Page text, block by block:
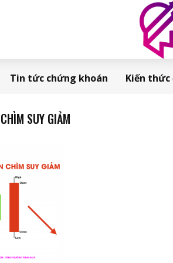
Tin tức chứng khoán Kiến
SUY GIẢM